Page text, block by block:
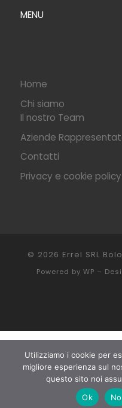
MENU
Home
Chi siamo
Il nostro Team
Aziende
Contatti
Privacy e cookie policy
© 2026 Errel SRL
Powered by WP –
Utilizziamo i cookie per
migliore esperienza sul
questo sito noi
Ok
No